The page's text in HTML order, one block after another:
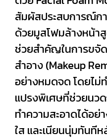
สัมผัสประสบการณ์ก
ด้วยมูสโฟมล้างหน้า
ช่วยสำคัญในการขจั
สำอาง (Makeup
อย่างหมดจด โดยไม่
แปรงพิเศษที่ช่วยนวด
ทำความสะอาดได้อย่
ใส และเนียนนุ่มทันทีห